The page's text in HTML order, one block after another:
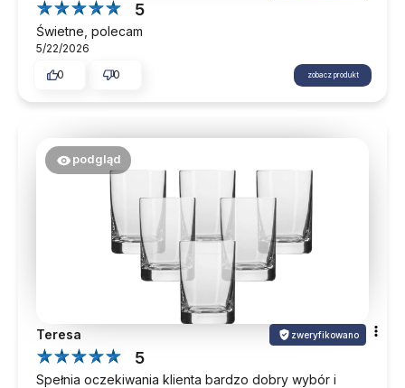
5
Świetne, polecam
5/22/2026
0
0 zobacz produkt
podgląd
Teresa zweryfikowano
5
Spełnia oczekiwania klienta bardzo dobry wybór i